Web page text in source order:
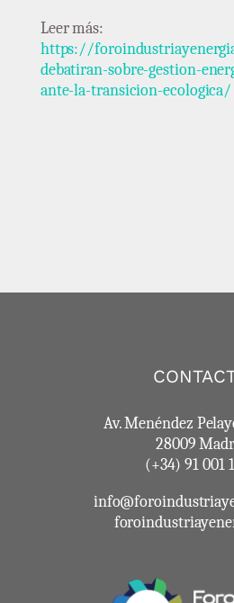
Leer más:
https://
debatiran-sobre-gestion-
ante-la-transicion-ecologica/
Av. Menéndez
28009
(+34) 91 001